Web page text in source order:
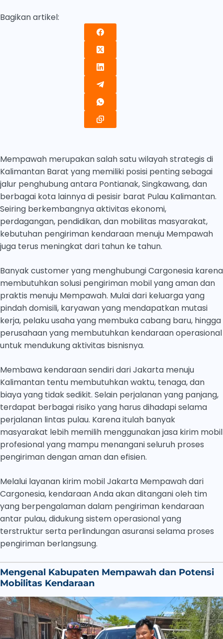
Bagikan artikel:
Mempawah merupakan salah satu wilayah strategis di
Kalimantan Barat yang memiliki posisi penting sebagai
jalur penghubung antara Pontianak, Singkawang, dan
berbagai kota lainnya di pesisir barat Pulau Kalimantan.
Seiring berkembangnya aktivitas ekonomi,
perdagangan, pendidikan, dan mobilitas masyarakat,
kebutuhan pengiriman kendaraan menuju Mempawah
juga terus meningkat dari tahun ke tahun.
Banyak customer yang menghubungi Cargonesia karena
membutuhkan solusi pengiriman mobil yang aman dan
praktis menuju Mempawah. Mulai dari keluarga yang
pindah domisili, karyawan yang mendapatkan mutasi
kerja, pelaku usaha yang membuka cabang baru, hingga
perusahaan yang membutuhkan kendaraan operasional
untuk mendukung aktivitas bisnisnya.
Membawa kendaraan sendiri dari Jakarta menuju
Kalimantan tentu membutuhkan waktu, tenaga, dan
biaya yang tidak sedikit. Selain perjalanan yang panjang,
terdapat berbagai risiko yang harus dihadapi selama
perjalanan lintas pulau. Karena itulah banyak
masyarakat lebih memilih menggunakan jasa kirim mobil
profesional yang mampu menangani seluruh proses
pengiriman dengan aman dan efisien.
Melalui layanan kirim mobil Jakarta Mempawah dari
Cargonesia, kendaraan Anda akan ditangani oleh tim
yang berpengalaman dalam pengiriman kendaraan
antar pulau, didukung sistem operasional yang
terstruktur serta perlindungan asuransi selama proses
pengiriman berlangsung.
Mengenal Kabupaten Mempawah dan Potensi
Mobilitas Kendaraan